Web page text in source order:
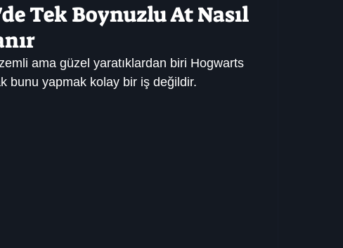
Tek Boynuzlu At Nasıl
ama güzel yaratıklardan biri Hogwarts
bunu yapmak kolay bir iş değildir.